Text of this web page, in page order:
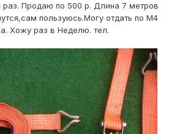
раз. Продаю по 500 р. Длина 7 метров
пользуюсь.Могу отдать по М4
Хожу раз в Неделю. тел.